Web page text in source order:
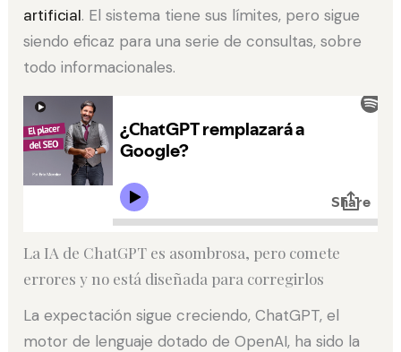
artificial. El sistema tiene sus límites, pero sigue
siendo eficaz para una serie de consultas, sobre
todo informacionales.
La IA de ChatGPT es asombrosa, pero comete
errores y no está diseñada para corregirlos
La expectación sigue creciendo, ChatGPT, el
motor de lenguaje dotado de OpenAI, ha sido la